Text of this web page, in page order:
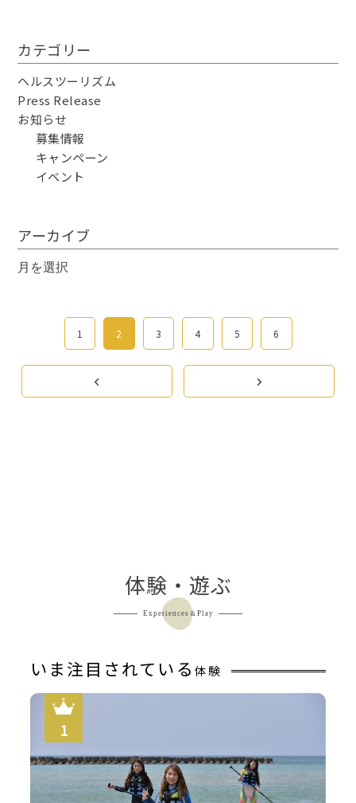
カテゴリー
ヘルスツーリズム
Press Release
お知らせ
募集情報
キャンペーン
イベント
アーカイブ
ア
1 2 3 4 5 6
体験・遊ぶ
Experiences＆Play
いま注目されている 体験